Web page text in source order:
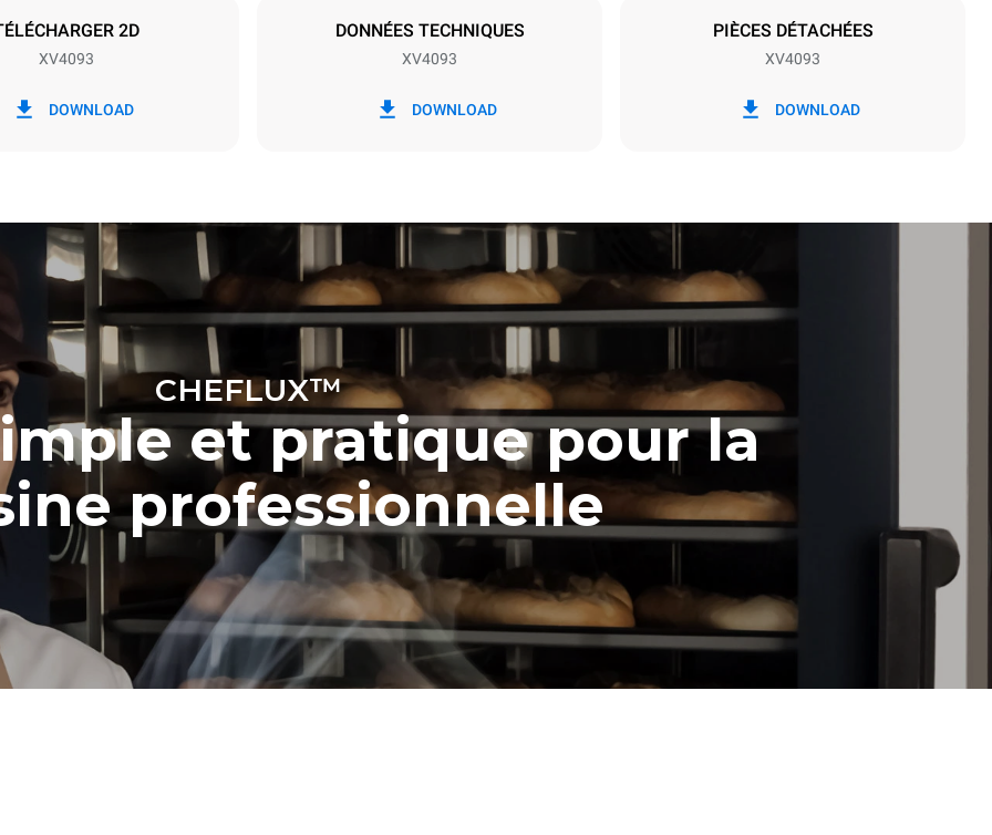
2D
XV4093
DOWNLOAD
DONNÉES TECHNIQUES
XV4093
DOWNLOAD
PIÈCES DÉTACHÉES
XV4093
DOWNLOAD
CHEFLUX™
et pratique pour la
professionnelle